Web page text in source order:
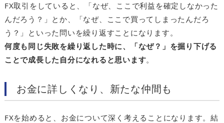
FX取引をしていると、「なぜ、ここで利益を確定しなかった
んだろう？」とか、「なぜ、ここで買ってしまったんだろ
う？」といった問いを繰り返すことになります。
何度も同じ失敗を繰り返した時に、「なぜ？」を掘り下げる
ことで成長した自分になれると思います。
お金に詳しくなり、新たな仲間も
FXを始めると、お金について深く考えることになります。結